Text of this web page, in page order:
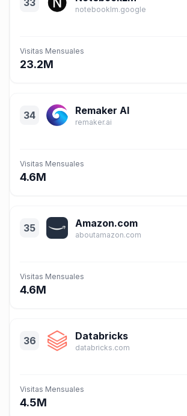
33
notebooklm.google
Visitas Mensuales
23.2M
34 Remaker AI
remaker.ai
Visitas Mensuales
4.6M
35 Amazon.com
aboutamazon.com
Visitas Mensuales
4.6M
36 Databricks
databricks.com
Visitas Mensuales
4.5M